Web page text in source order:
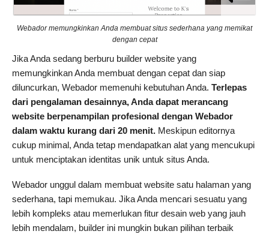
Webador memungkinkan Anda membuat situs sederhana yang memikat
dengan cepat
Jika Anda sedang berburu builder website yang
memungkinkan Anda membuat dengan cepat dan siap
diluncurkan, Webador memenuhi kebutuhan Anda. Terlepas
dari pengalaman desainnya, Anda dapat merancang
website berpenampilan profesional dengan Webador
dalam waktu kurang dari 20 menit. Meskipun editornya
cukup minimal, Anda tetap mendapatkan alat yang mencukupi
untuk menciptakan identitas unik untuk situs Anda.
Webador unggul dalam membuat website satu halaman yang
sederhana, tapi memukau. Jika Anda mencari sesuatu yang
lebih kompleks atau memerlukan fitur desain web yang jauh
lebih mendalam, builder ini mungkin bukan pilihan terbaik